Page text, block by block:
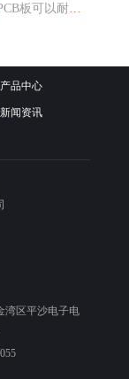
板可以耐温多少度？
产品中心
新闻资讯
湾区平沙电子电